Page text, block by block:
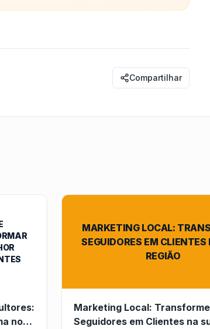
Compartilhar
no
MARKETING LOCAL:
SEGUIDORES EM
REGIÃO
Marketing Local: Transforme
Seguidores em Clientes na